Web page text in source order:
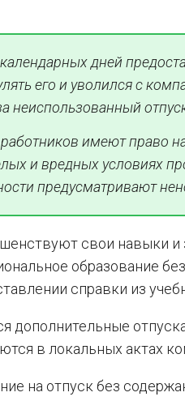
дней
его и уволился с
неиспользованный
имеют право
и вредных условиях
предусматривают
свои навыки и
образование
справки из
дополнительные
в локальных актах
на отпуск без